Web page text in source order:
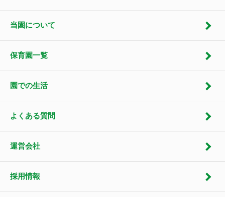
当園について
保育園一覧
園での生活
よくある質問
運営会社
採用情報